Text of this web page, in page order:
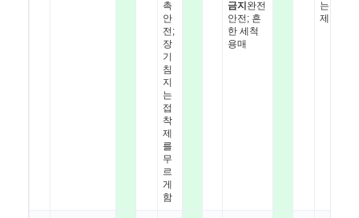
촉
안
전;
장
기
침
지
는
접
착
제
를
무
르
게
함
금지 완전
안전; 흔
한 세척
용매
는점
제한)